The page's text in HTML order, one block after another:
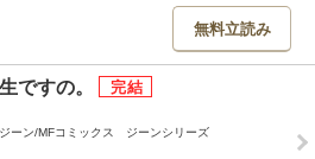
無料立読み
ですの。
ーン/MFコミックス ジーンシリーズ